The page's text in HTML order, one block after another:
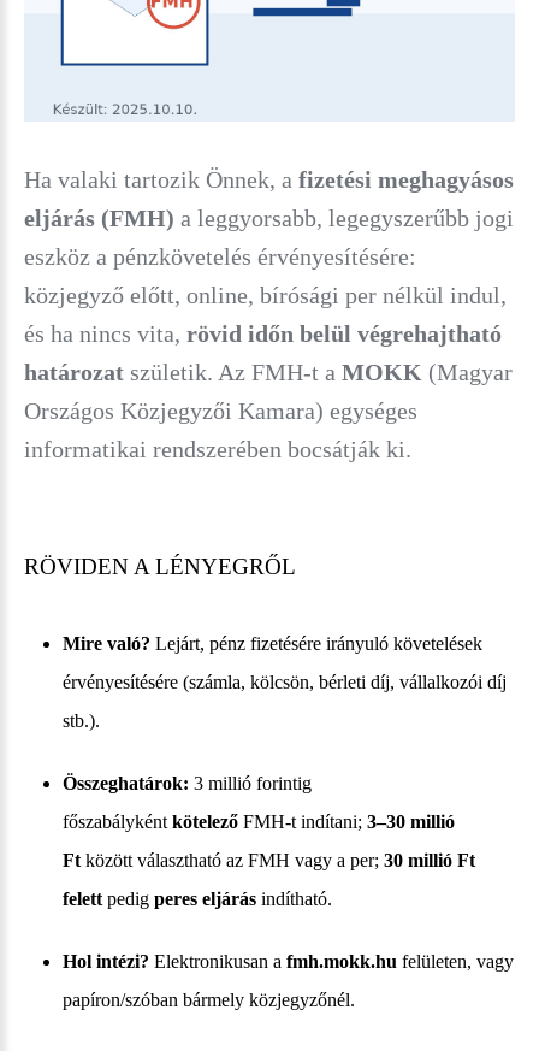
Ha valaki tartozik Önnek, a fizetési meghagyásos
eljárás (FMH) a leggyorsabb, legegyszerűbb jogi
eszköz a pénzkövetelés érvényesítésére:
közjegyző előtt, online, bírósági per nélkül indul,
és ha nincs vita, rövid időn belül végrehajtható
határozat születik. Az FMH-t a MOKK (Magyar
Országos Közjegyzői Kamara) egységes
informatikai rendszerében bocsátják ki.
RÖVIDEN A LÉNYEGRŐL
Mire való? Lejárt, pénz fizetésére irányuló követelések
érvényesítésére (számla, kölcsön, bérleti díj, vállalkozói díj
stb.).
Összeghatárok: 3 millió forintig
főszabályként kötelező FMH-t indítani; 3–30 millió
Ft között választható az FMH vagy a per; 30 millió Ft
felett pedig peres eljárás indítható.
Hol intézi? Elektronikusan a fmh.mokk.hu felületen, vagy
papíron/szóban bármely közjegyzőnél.